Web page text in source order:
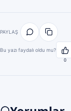
PAYLAŞ
Bu yazı faydalı oldu mu?
0